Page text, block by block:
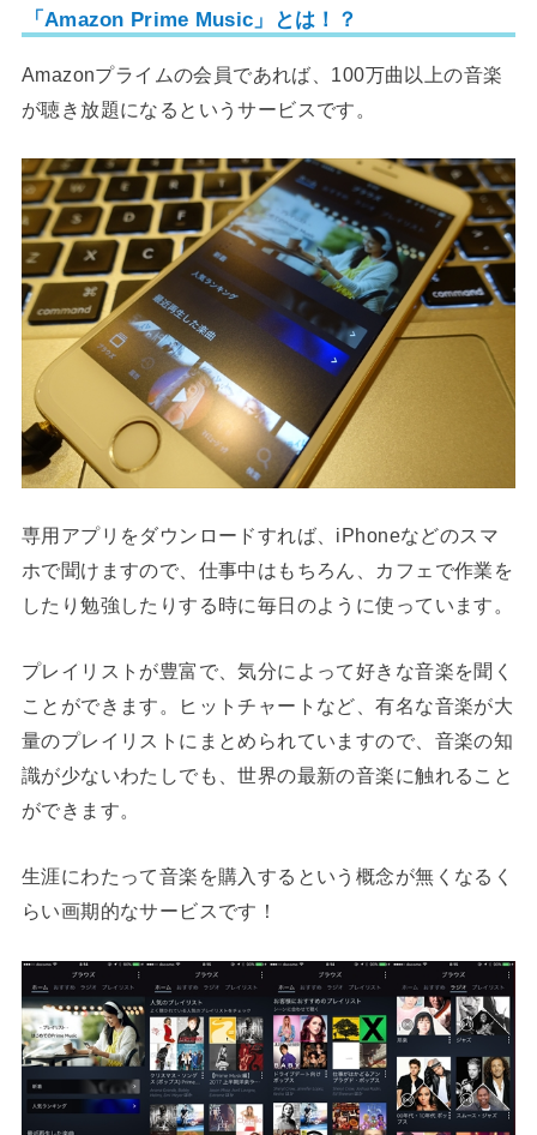
「Amazon Prime Music」とは！？
Amazonプライムの会員であれば、100万曲以上の音楽
が聴き放題になるというサービスです。
専用アプリをダウンロードすれば、iPhoneなどのスマ
ホで聞けますので、仕事中はもちろん、カフェで作業を
したり勉強したりする時に毎日のように使っています。
プレイリストが豊富で、気分によって好きな音楽を聞く
ことができます。ヒットチャートなど、有名な音楽が大
量のプレイリストにまとめられていますので、音楽の知
識が少ないわたしでも、世界の最新の音楽に触れること
ができます。
生涯にわたって音楽を購入するという概念が無くなるく
らい画期的なサービスです！